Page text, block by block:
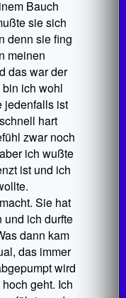
Bauch
sie sich
denn sie fing
meinen
das war der
ich wohl
jedenfalls ist
hart
zwar noch
ich wußte
ist und ich
Sie hat
und ich durfte
dann kam
das immer
wird
geht. Ich